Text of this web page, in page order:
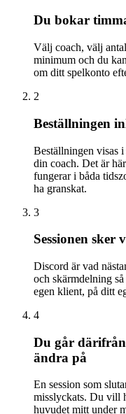
Du bokar
Välj coach, välj
minimum och du
om ditt spelkonto
2
Beställningen
Beställningen visas
din coach. Det är
fungerar i båda
ha granskat.
3
Sessionen sker
Discord är vad
och skärmdelning
egen klient, på ditt
4
Du går
ändra på
En session som
misslyckats. Du vill
huvudet mitt under